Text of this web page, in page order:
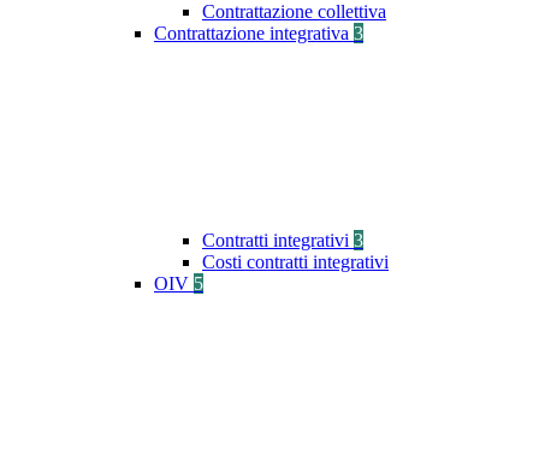
Contrattazione collettiva
Contrattazione integrativa 3
Contratti integrativi 3
Costi contratti integrativi
OIV 5